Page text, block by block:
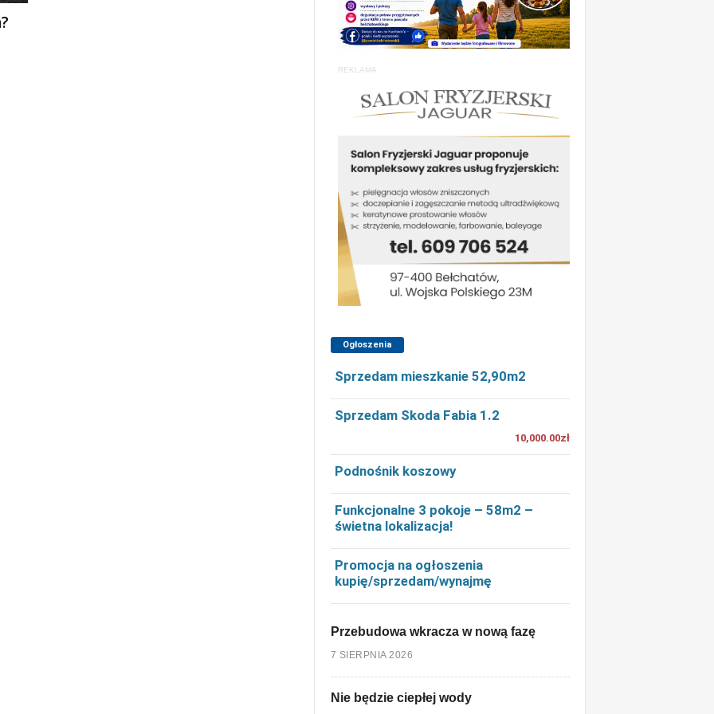
REKLAMA
Ogłoszenia
Sprzedam mieszkanie 52,90m2
Sprzedam Skoda Fabia 1.2
10,000.00zł
Podnośnik koszowy
Funkcjonalne 3 pokoje – 58m2 –
świetna lokalizacja!
Promocja na ogłoszenia
kupię/sprzedam/wynajmę
Przebudowa wkracza w nową fazę
7 SIERPNIA 2026
Nie będzie ciepłej wody